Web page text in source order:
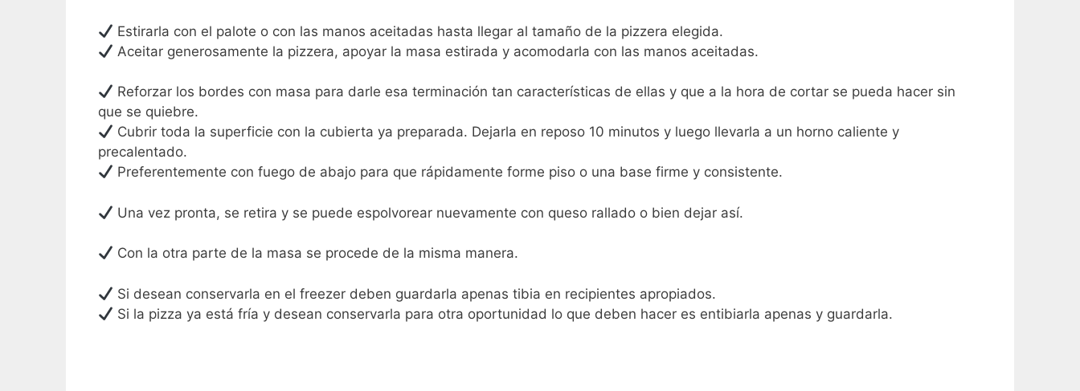
Estirarla con el palote o con las manos aceitadas hasta llegar al tamaño de la pizzera elegida.
Aceitar generosamente la pizzera, apoyar la masa estirada y acomodarla con las manos aceitadas.
Reforzar los bordes con masa para darle esa terminación tan características de ellas y que a la hora de cortar se pueda hacer sin
que se quiebre.
Cubrir toda la superficie con la cubierta ya preparada. Dejarla en reposo 10 minutos y luego llevarla a un horno caliente y
precalentado.
Preferentemente con fuego de abajo para que rápidamente forme piso o una base firme y consistente.
Una vez pronta, se retira y se puede espolvorear nuevamente con queso rallado o bien dejar así.
Con la otra parte de la masa se procede de la misma manera.
Si desean conservarla en el freezer deben guardarla apenas tibia en recipientes apropiados.
Si la pizza ya está fría y desean conservarla para otra oportunidad lo que deben hacer es entibiarla apenas y guardarla.